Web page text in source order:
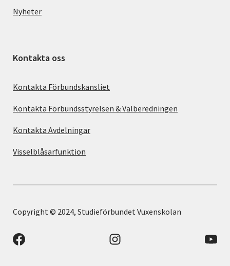
Nyheter
Kontakta oss
Kontakta Förbundskansliet
Kontakta Förbundsstyrelsen & Valberedningen
Kontakta Avdelningar
Visselblåsarfunktion
Copyright © 2024, Studieförbundet Vuxenskolan